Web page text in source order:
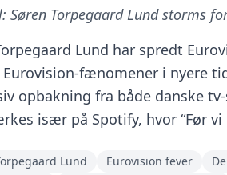
Søren Torpegaard Lund storms
Lund har spredt
Eurovision-fænomener i nyere
opbakning fra både danske
især på Spotify, hvor “Før
Lund Eurovision fever